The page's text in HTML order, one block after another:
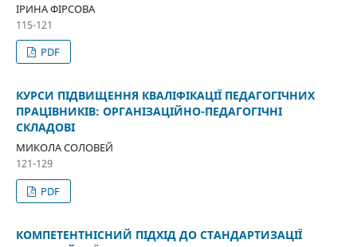
ІРИНА ФІРСОВА
115-121
PDF
КУРСИ ПІДВИЩЕННЯ КВАЛІФІКАЦІЇ ПЕДАГОГІЧНИХ
ПРАЦІВНИКІВ: ОРГАНІЗАЦІЙНО-ПЕДАГОГІЧНІ
СКЛАДОВІ
МИКОЛА СОЛОВЕЙ
121-129
PDF
КОМПЕТЕНТНІСНИЙ ПІДХІД ДО СТАНДАРТИЗАЦІЇ